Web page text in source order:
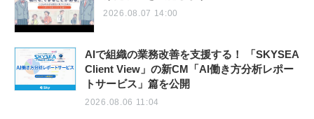
2026.08.07 14:00
AIで組織の業務改善を支援する！ 「SKYSEA
Client View」の新CM「AI働き方分析レポー
トサービス」篇を公開
2026.08.06 11:04